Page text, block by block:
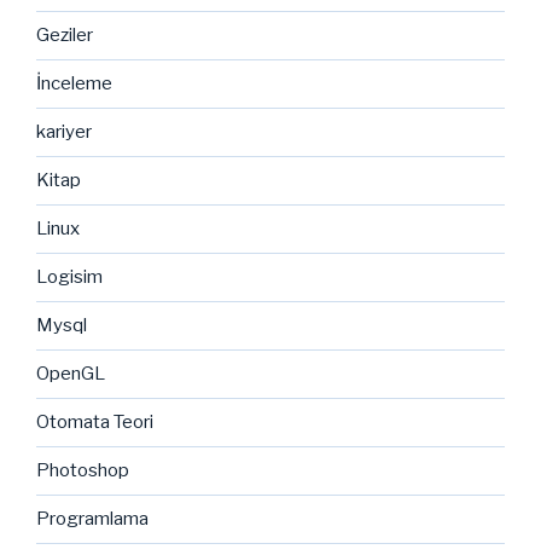
Geziler
İnceleme
kariyer
Kitap
Linux
Logisim
Mysql
OpenGL
Otomata Teori
Photoshop
Programlama